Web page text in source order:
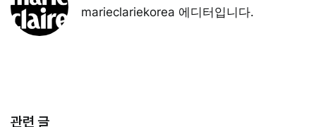
marieclariekorea 에디터입니다.
관련 글